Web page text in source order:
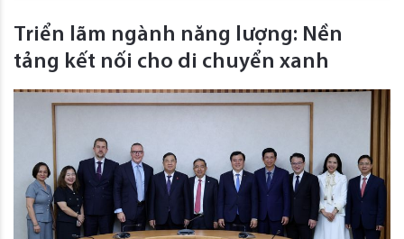
Triển lãm ngành năng lượng: Nền
tảng kết nối cho di chuyển xanh